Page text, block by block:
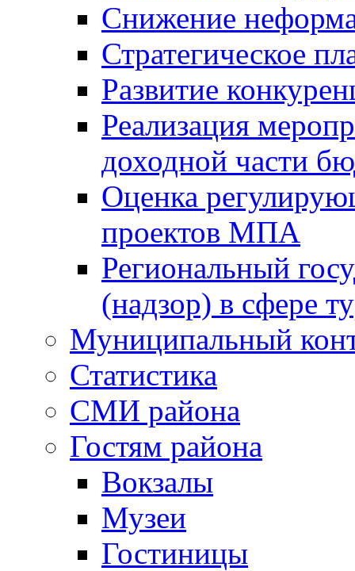
Снижение
Стратегическое
Развитие
Реализация
доходной части
Оценка
проектов МПА
Региональный
(надзор) в сфере
Муниципальный
Статистика
СМИ района
Гостям района
Вокзалы
Музеи
Гостиницы